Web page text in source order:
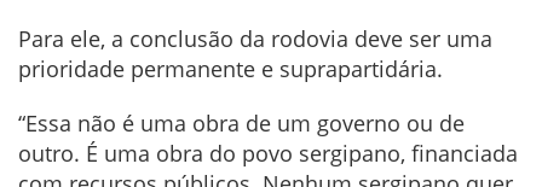
Para ele, a conclusão da rodovia deve ser uma
prioridade permanente e suprapartidária.
“Essa não é uma obra de um governo ou de
outro. É uma obra do povo sergipano, financiada